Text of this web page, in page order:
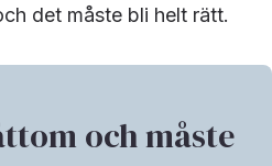
det måste bli helt rätt.
och måste